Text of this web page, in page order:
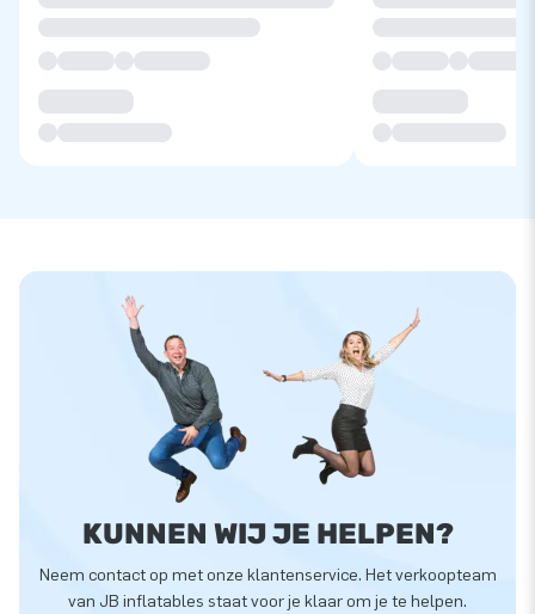
KUNNEN WIJ JE HELPEN?
Neem contact op met onze klantenservice. Het verkoopteam
van JB inflatables staat voor je klaar om je te helpen.